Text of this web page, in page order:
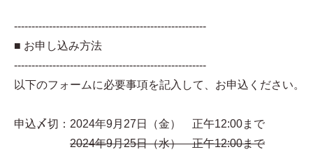
-------------------------------------------------------
■ お申し込み方法
-------------------------------------------------------
以下のフォームに必要事項を記入して、お申込ください。
申込〆切：2024年9月27日（金） 正午12:00まで
2024年9月25日（水） 正午12:00まで